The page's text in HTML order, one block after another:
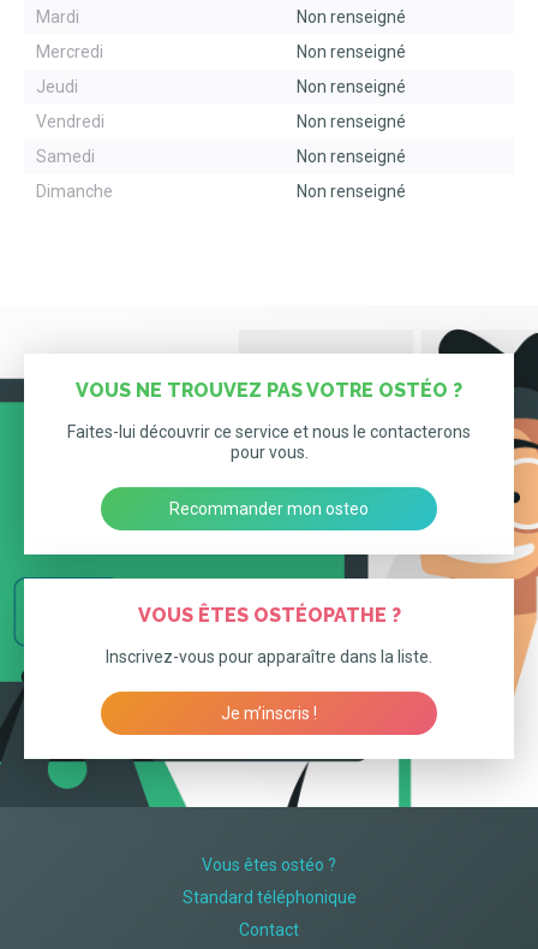
Mardi
Non renseigné
Mercredi
Non renseigné
Jeudi
Non renseigné
Vendredi
Non renseigné
Samedi
Non renseigné
Dimanche
Non renseigné
VOUS NE TROUVEZ PAS VOTRE OSTÉO ?
Faites-lui découvrir ce service et nous le contacterons
pour vous.
Recommander mon osteo
VOUS ÊTES OSTÉOPATHE ?
Inscrivez-vous pour apparaître dans la liste.
Je m’inscris !
Vous êtes ostéo ?
Standard téléphonique
Contact